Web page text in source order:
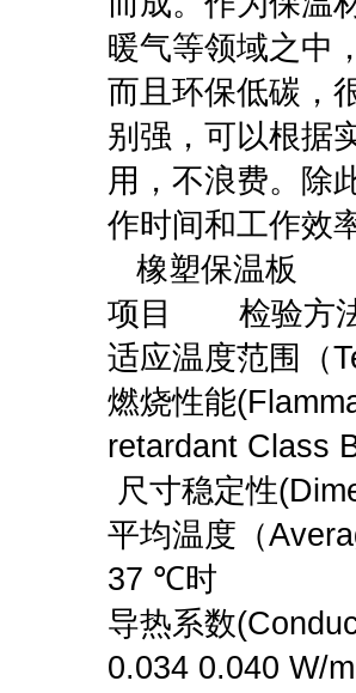
暖气等领域之中
而且环保低碳，
别强，可以根据
用，不浪费。除
作时间和工作效
橡塑保温板
项目 检验
适应温度范围
燃烧性能
retardant Class
尺寸稳定性
平均温度（
37 ℃时
导热系数
0.034 0.040 W/